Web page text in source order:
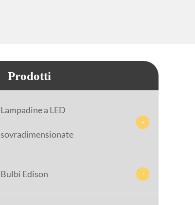
Prodotti
Lampadine a LED
sovradimensionate

Bulbi Edison 